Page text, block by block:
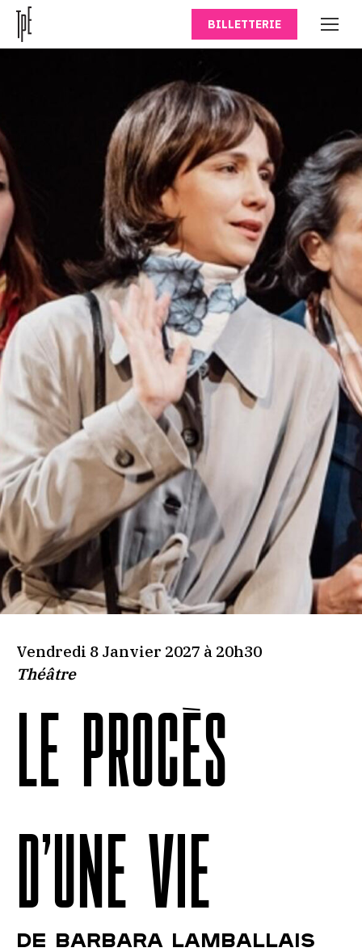
BILLETTERIE
Vendredi 8 Janvier 2027 à 20h30
Théâtre
LE PROCÈS
D’UNE VIE
DE BARBARA LAMBALLAIS